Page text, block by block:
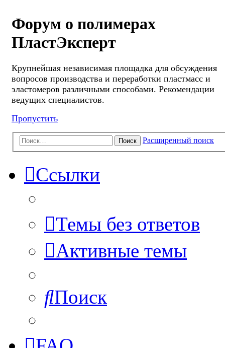
Форум о полимерах
ПластЭксперт
Крупнейшая независимая площадка для обсуждения
вопросов производства и переработки пластмасс и
эластомеров различными способами. Рекомендации
ведущих специалистов.
Пропустить
Поиск Расширенный поиск
Ссылки
Темы без ответов
Активные темы
Поиск